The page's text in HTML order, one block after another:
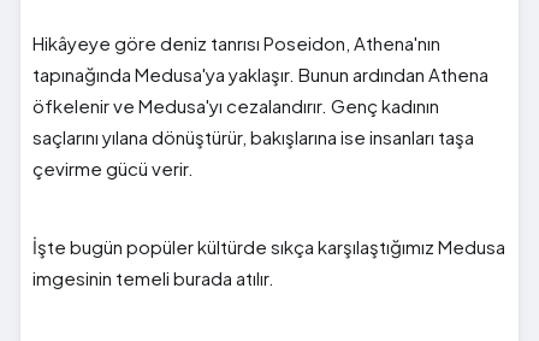
Hikâyeye göre deniz tanrısı Poseidon, Athena'nın
tapınağında Medusa'ya yaklaşır. Bunun ardından Athena
öfkelenir ve Medusa'yı cezalandırır. Genç kadının
saçlarını yılana dönüştürür, bakışlarına ise insanları taşa
çevirme gücü verir.
İşte bugün popüler kültürde sıkça karşılaştığımız Medusa
imgesinin temeli burada atılır.